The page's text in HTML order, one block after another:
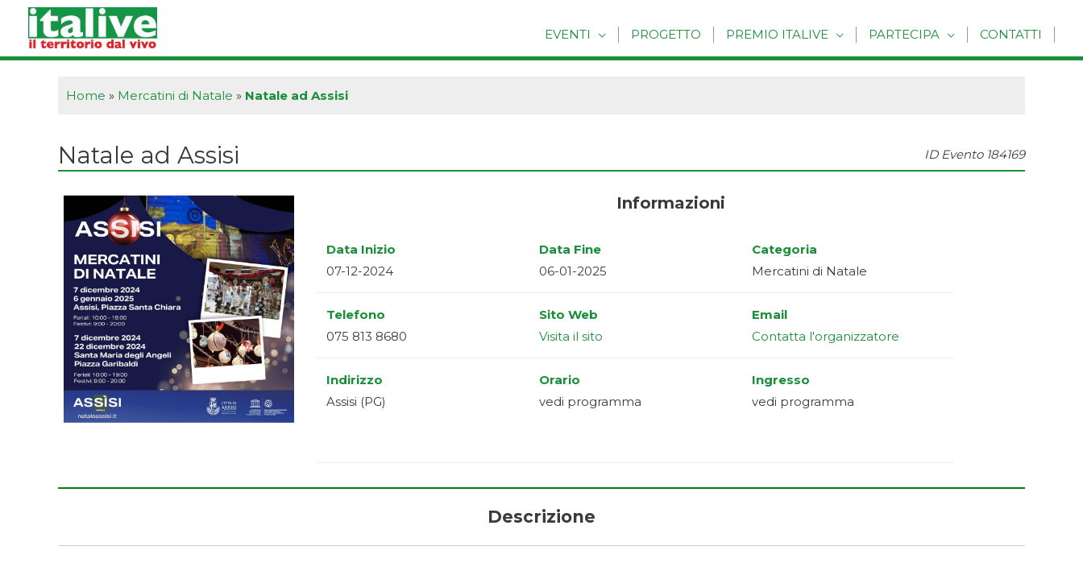
contenuto
EVENTI PROGETTO PREMIO ITALIVE PARTECIPA CONTATTI
Home » Mercatini di Natale » Natale ad Assisi
Natale ad Assisi ID Evento 184169
Informazioni
Data Inizio
07-12-2024
Data Fine
06-01-2025
Categoria
Mercatini di Natale
Telefono
075 813 8680
Sito Web
Visita il sito
Email
Contatta l'organizzatore
Indirizzo
Assisi (PG)
Orario
vedi programma
Ingresso
vedi programma
Descrizione